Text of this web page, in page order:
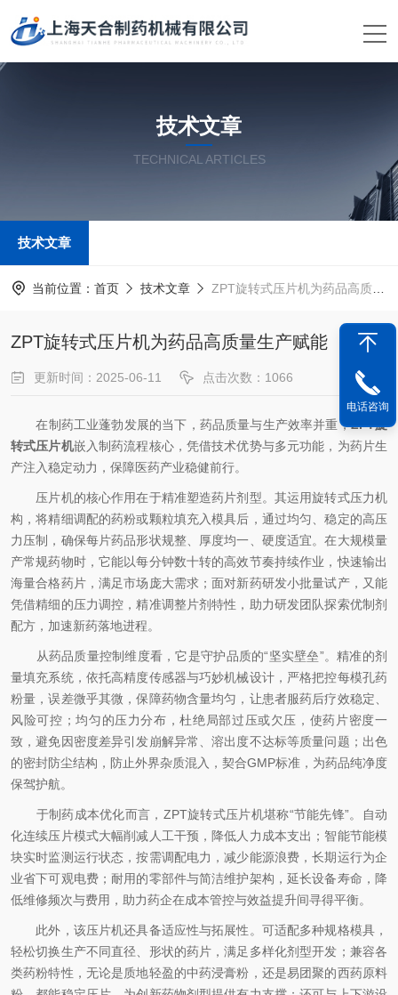
技术文章
TECHNICAL ARTICLES
技术文章
当前位置： 首页 技术文章 ZPT旋转式压片机为药品高质量生产赋能
ZPT旋转式压片机为药品高质量生产赋能
更新时间：2025-06-11 点击次数：1066
在制药工业蓬勃发展的当下，药品质量与生产效率并重，ZPT旋
转式压片机嵌入制药流程核心，凭借技术优势与多元功能，为药片生
产注入稳定动力，保障医药产业稳健前行。
压片机的核心作用在于精准塑造药片剂型。其运用旋转式压力机
构，将精细调配的药粉或颗粒填充入模具后，通过均匀、稳定的高压
力压制，确保每片药品形状规整、厚度均一、硬度适宜。在大规模量
产常规药物时，它能以每分钟数十转的高效节奏持续作业，快速输出
海量合格药片，满足市场庞大需求；面对新药研发小批量试产，又能
凭借精细的压力调控，精准调整片剂特性，助力研发团队探索优制剂
配方，加速新药落地进程。
从药品质量控制维度看，它是守护品质的“坚实壁垒”。精准的剂
量填充系统，依托高精度传感器与巧妙机械设计，严格把控每模孔药
粉量，误差微乎其微，保障药物含量均匀，让患者服药后疗效稳定、
风险可控；均匀的压力分布，杜绝局部过压或欠压，使药片密度一
致，避免因密度差异引发崩解异常、溶出度不达标等质量问题；出色
的密封防尘结构，防止外界杂质混入，契合GMP标准，为药品纯净度
保驾护航。
于制药成本优化而言，ZPT旋转式压片机堪称“节能先锋”。自动
化连续压片模式大幅削减人工干预，降低人力成本支出；智能节能模
块实时监测运行状态，按需调配电力，减少能源浪费，长期运行为企
业省下可观电费；耐用的零部件与简洁维护架构，延长设备寿命，降
低维修频次与费用，助力药企在成本管控与效益提升间寻得平衡。
此外，该压片机还具备适应性与拓展性。可适配多种规格模具，
轻松切换生产不同直径、形状的药片，满足多样化剂型开发；兼容各
类药粉特性，无论是质地轻盈的中药浸膏粉，还是易团聚的西药原料
电话咨询